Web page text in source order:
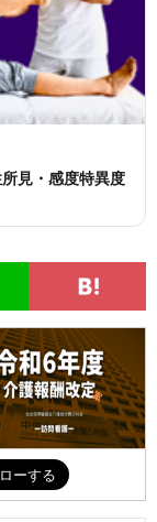
見・感度特異度